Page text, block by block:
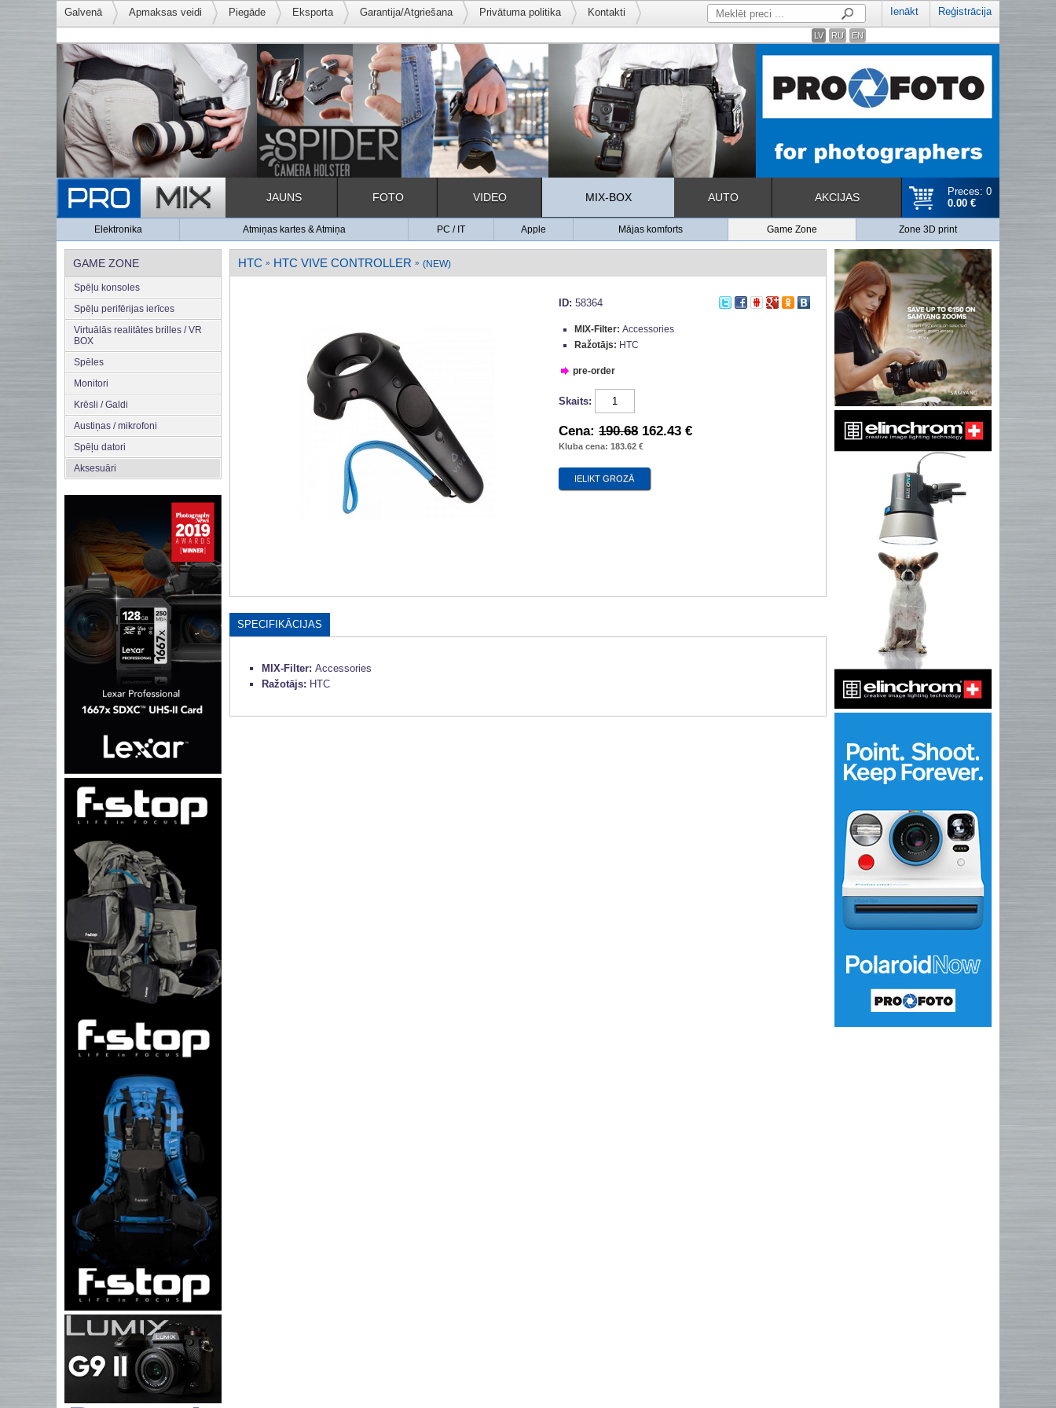
Galvenā Apmaksas veidi Piegāde Eksporta Garantija/Atgriešana Privātuma politika Kontakti Ienākt Reģistrācija
LV RU EN
Preces: 0
0.00 €
JAUNS FOTO VIDEO MIX-BOX AUTO AKCIJAS
Elektronika Atmiņas kartes & Atmiņa PC / IT Apple Mājas komforts Game Zone Zone 3D print
GAME ZONE
Spēļu konsoles
Spēļu perifērijas ierīces
Virtuālās realitātes brilles / VR
BOX
Spēles
Monitori
Krēsli / Galdi
Austiņas / mikrofoni
Spēļu datori
Aksesuāri
HTC » HTC VIVE CONTROLLER » (NEW)
ID: 58364
MIX-Filter: Accessories
Ražotājs: HTC
pre-order
Skaits:
Cena: 190.68 162.43 €
Kluba cena: 183.62 €
SPECIFIKĀCIJAS
MIX-Filter: Accessories
Ražotājs: HTC